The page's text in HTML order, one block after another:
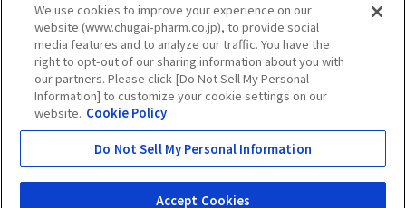
サイトマップ
ウェブサイト利用規定
個人情報の取扱いのご案内
ソーシャルメディアポリシー
推奨閲覧環境
ウェブアクセシビリティ対応
Copyright © Chugai Pharmaceutical Co., Ltd.All rights reserved.
We use cookies to improve your experience on our
website (www.chugai-pharm.co.jp), to provide social
media features and to analyze our traffic. You have the
right to opt-out of our sharing information about you with
our partners. Please click [Do Not Sell My Personal
Information] to customize your cookie settings on our
website. Cookie Policy
Do Not Sell My Personal Information
Accept Cookies